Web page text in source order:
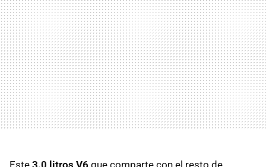
Este 3.0 litros V6 que comparte con el resto de